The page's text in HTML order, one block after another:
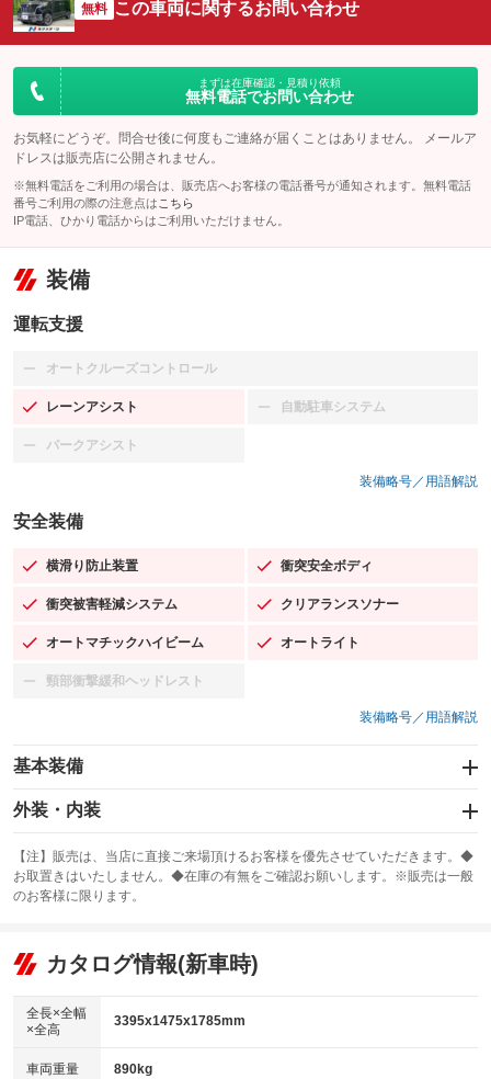
無料 この車両に関するお問い合わせ
まずは在庫確認・見積り依頼
無料電話でお問い合わせ
お気軽にどうぞ。問合せ後に何度もご連絡が届くことはありません。 メールア
ドレスは販売店に公開されません。
※無料電話をご利用の場合は、販売店へお客様の電話番号が通知されます。無料電話
番号ご利用の際の注意点は こちら
IP電話、ひかり電話からはご利用いただけません。
装備
運転支援
オートクルーズコントロール
：装備なし
レーンアシスト
：装備あり 自動駐車システム
：装備なし
パークアシスト
：装備なし
装備略号／用語解説
安全装備
横滑り防止装置
：装備あり 衝突安全ボディ
：装備あり
衝突被害軽減システム
：装備あり クリアランスソナー
：装備あり
オートマチックハイビーム
：装備あり オートライト
：装備あり
頸部衝撃緩和ヘッドレスト
：装備なし
装備略号／用語解説
基本装備
エアバッグ：運転席/助手席/サイド
：装備あり
：装備あり
サンルーフ
：装備なし ABS
リフトアップ
：装備なし
：装備なし
パワーウィンドウ
アイドリングストップ
外装・内装
カーナビ：SDナビ
：装備あり
TV：フルセグ
：装備あり
ビジュアル：-／DVD再生
：装備あり
アルミホイール：15インチ
：装備あり
【注】販売は、当店に直接ご来場頂けるお客様を優先させていただきます。◆
お取置きはいたしません。◆在庫の有無をご確認お願いします。※販売は一般
のお客様に限ります。
カタログ情報(新車時)
全長×全幅
×全高
3395x1475x1785mm
車両重量 890kg